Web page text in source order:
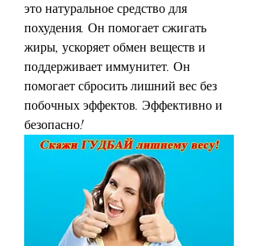
это натуральное средство для
похудения. Он помогает сжигать
жиры, ускоряет обмен веществ и
поддерживает иммунитет. Он
помогает сбросить лишний вес без
побочных эффектов. Эффективно и
безопасно!